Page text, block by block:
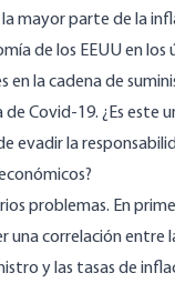
mayor parte de la
de los EEUU en los
en la cadena de
Covid-19. ¿Es este
evadir la
problemas. En
una correlación entre
y las tasas de